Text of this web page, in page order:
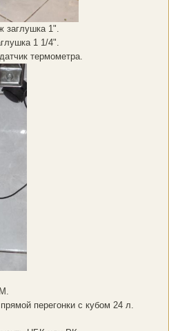
заглушка 1".
1 1/4".
термометра.
перегонки с кубом 24 л.